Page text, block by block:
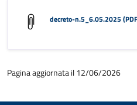
decreto-n.5_6.05.2025
Pagina aggiornata il 12/06/2026